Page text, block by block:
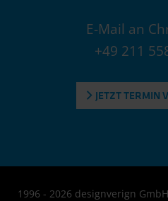
E-Mail an
+49 211
JETZT TERMIN
1996 - 2026 designverign GmbH